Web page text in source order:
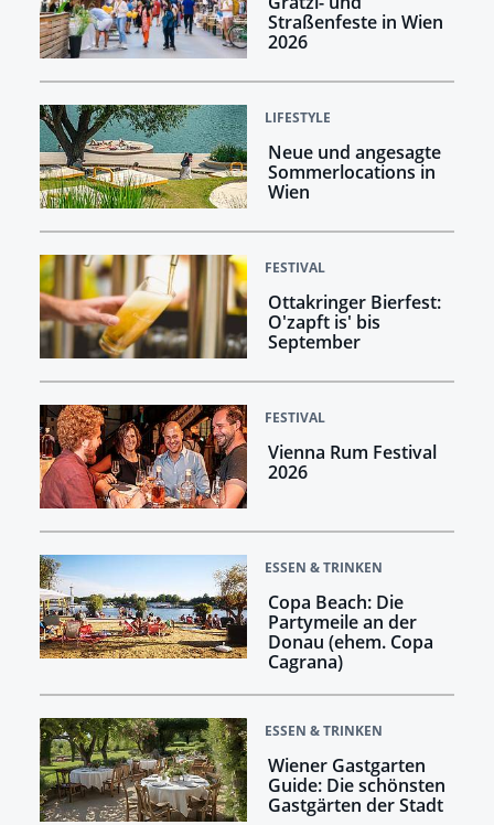
Straßenfeste in Wien
2026
LIFESTYLE
Neue und angesagte
Sommerlocations in
Wien
FESTIVAL
Ottakringer Bierfest:
O'zapft is' bis
September
FESTIVAL
Vienna Rum Festival
2026
ESSEN & TRINKEN
Copa Beach: Die
Partymeile an der
Donau (ehem. Copa
Cagrana)
ESSEN & TRINKEN
Wiener Gastgarten
Guide: Die schönsten
Gastgärten der Stadt